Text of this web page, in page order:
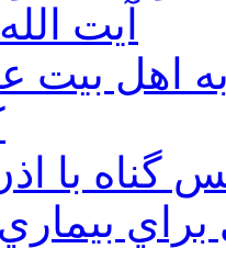
آيت
اهل بیت
گناه با
براي